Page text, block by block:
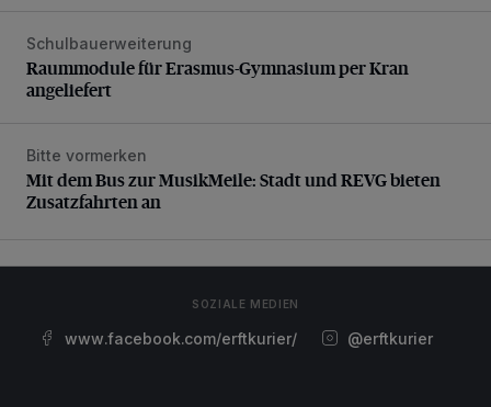
Raummodule für Erasmus-Gymnasium per Kran angeliefert
Schulbauerweiterung
Raummodule für Erasmus-Gymnasium per Kran
angeliefert
Mit dem Bus zur MusikMeile: Stadt und REVG bieten
Bitte vormerken
Mit dem Bus zur MusikMeile: Stadt und REVG bieten
Zusatzfahrten an
SOZIALE MEDIEN
www.facebook.com/erftkurier/ @erftkurier